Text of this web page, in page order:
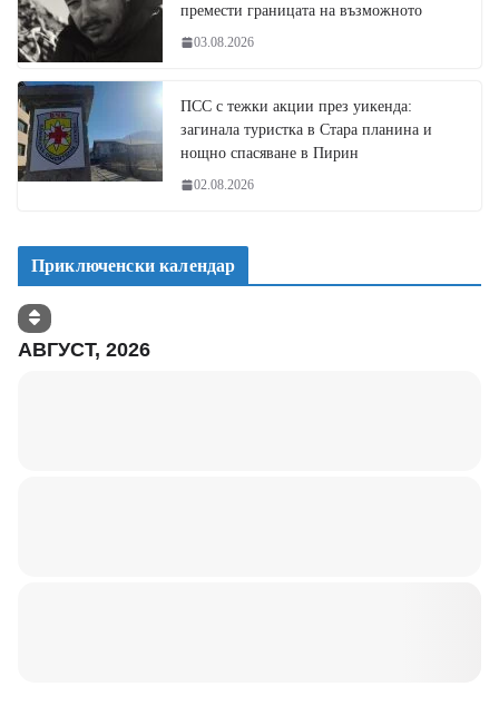
премести границата на възможното
03.08.2026
ПСС с тежки акции през уикенда:
загинала туристка в Стара планина и
нощно спасяване в Пирин
02.08.2026
Приключенски календар
АВГУСТ, 2026